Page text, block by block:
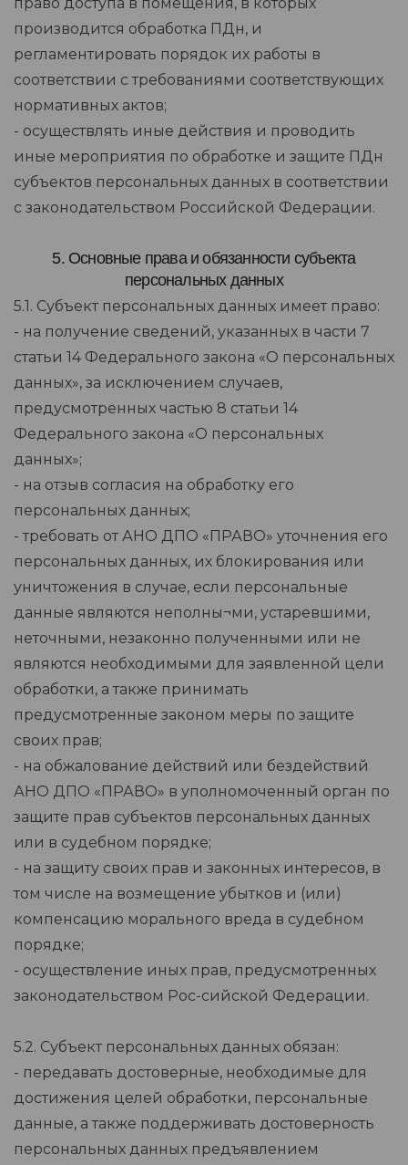
производится обработка ПДн, и
регламентировать порядок их работы в
соответствии с требованиями соответствующих
нормативных актов;
- осуществлять иные действия и проводить
иные мероприятия по обработке и защите ПДн
субъектов персональных данных в соответствии
с законодательством Российской Федерации.
5. Основные права и обязанности субъекта
персональных данных
5.1. Субъект персональных данных имеет право:
- на получение сведений, указанных в части 7
статьи 14 Федерального закона «О персональных
данных», за исключением случаев,
предусмотренных частью 8 статьи 14
Федерального закона «О персональных
данных»;
- на отзыв согласия на обработку его
персональных данных;
- требовать от АНО ДПО «ПРАВО» уточнения его
персональных данных, их блокирования или
уничтожения в случае, если персональные
данные являются неполны¬ми, устаревшими,
неточными, незаконно полученными или не
являются необходимыми для заявленной цели
обработки, а также принимать
предусмотренные законом меры по защите
своих прав;
- на обжалование действий или бездействий
АНО ДПО «ПРАВО» в уполномоченный орган по
защите прав субъектов персональных данных
или в судебном порядке;
- на защиту своих прав и законных интересов, в
том числе на возмещение убытков и (или)
компенсацию морального вреда в судебном
порядке;
- осуществление иных прав, предусмотренных
законодательством Рос-сийской Федерации.
5.2. Субъект персональных данных обязан:
- передавать достоверные, необходимые для
достижения целей обработки, персональные
данные, а также поддерживать достоверность
персональных данных предъявлением